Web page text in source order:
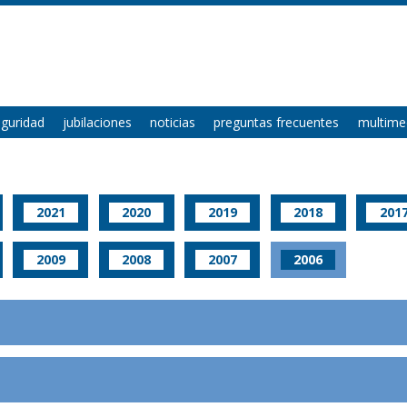
jubilaciones noticias preguntas frecuentes
2021 2020 2019 2018
2009 2008 2007 2006